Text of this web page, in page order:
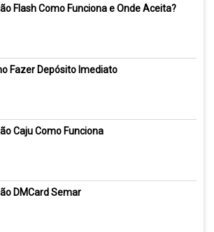
Flash Como Funciona e Onde Aceita?
Fazer Depósito Imediato
Caju Como Funciona
DMCard Semar